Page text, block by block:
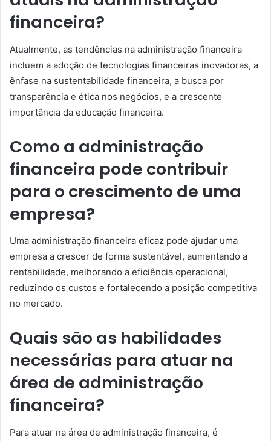
financeira?
Atualmente, as tendências na administração financeira
incluem a adoção de tecnologias financeiras inovadoras, a
ênfase na sustentabilidade financeira, a busca por
transparência e ética nos negócios, e a crescente
importância da educação financeira.
Como a administração
financeira pode contribuir
para o crescimento de uma
empresa?
Uma administração financeira eficaz pode ajudar uma
empresa a crescer de forma sustentável, aumentando a
rentabilidade, melhorando a eficiência operacional,
reduzindo os custos e fortalecendo a posição competitiva
no mercado.
Quais são as habilidades
necessárias para atuar na
área de administração
financeira?
Para atuar na área de administração financeira, é